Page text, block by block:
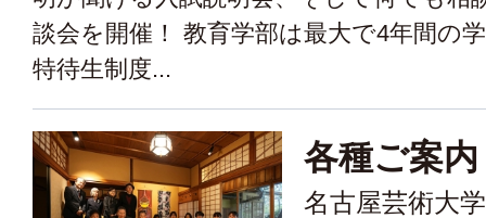
談会を開催！ 教育学部は最大で4年間の
特待生制度...
各種ご案内
名古屋芸術大学